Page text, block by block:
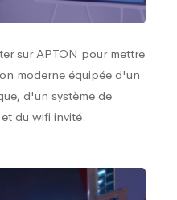
sur APTON pour mettre
moderne équipée d'un
d'un système de
du wifi invité.